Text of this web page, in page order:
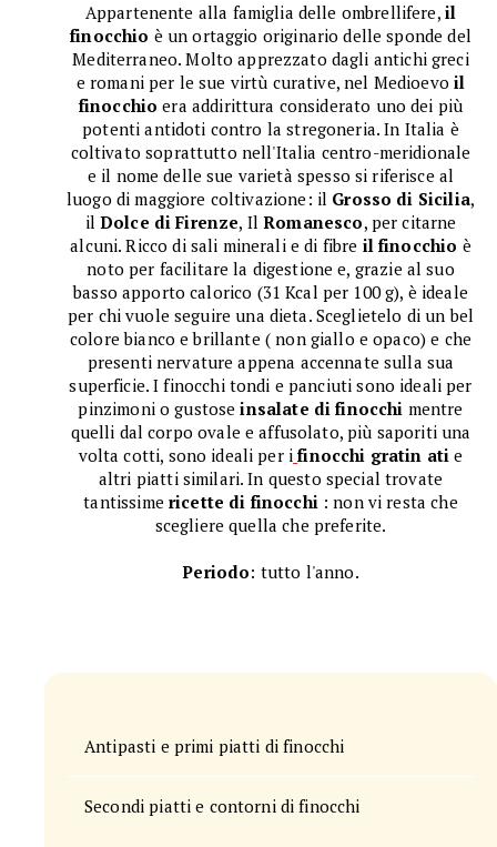
Appartenente alla famiglia delle ombrellifere, il
finocchio è un ortaggio originario delle sponde del
Mediterraneo. Molto apprezzato dagli antichi greci
e romani per le sue virtù curative, nel Medioevoil
finocchio era addirittura considerato uno dei più
potenti antidoti contro la stregoneria. In Italia è
coltivato soprattutto nell'Italia centro-meridionale
e il nome delle sue varietà spesso si riferisce al
luogo di maggiore coltivazione: il Grosso di Sicilia,
il Dolce di Firenze, IlRomanesco, per citarne
alcuni. Ricco di sali minerali e di fibre il finocchio è
noto per facilitare la digestione e, grazie al suo
basso apporto calorico (31 Kcal per 100 g), è ideale
per chi vuole seguire una dieta. Sceglietelo di un bel
colore bianco e brillante ( non giallo e opaco) e che
presenti nervature appena accennate sulla sua
superficie. I finocchi tondi e panciuti sono ideali per
pinzimoni o gustoseinsalate di finocchi mentre
quelli dal corpo ovale e affusolato, più saporiti una
volta cotti, sono ideali per i finocchi gratin ati e
altri piatti similari. In questo special trovate
tantissime ricette di finocchi: non vi resta che
scegliere quella che preferite.
Periodo: tutto l'anno.
Antipasti e primi piatti di finocchi
Secondi piatti e contorni di finocchi